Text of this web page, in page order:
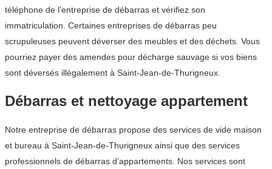
téléphone de l’entreprise de débarras et vérifiez son
immatriculation. Certaines entreprises de débarras peu
scrupuleuses peuvent déverser des meubles et des déchets. Vous
pourriez payer des amendes pour décharge sauvage si vos biens
sont déversés illégalement à Saint-Jean-de-Thurigneux.
Débarras et nettoyage appartement
Notre entreprise de débarras propose des services de vide maison
et bureau à Saint-Jean-de-Thurigneux ainsi que des services
professionnels de débarras d’appartements. Nos services sont